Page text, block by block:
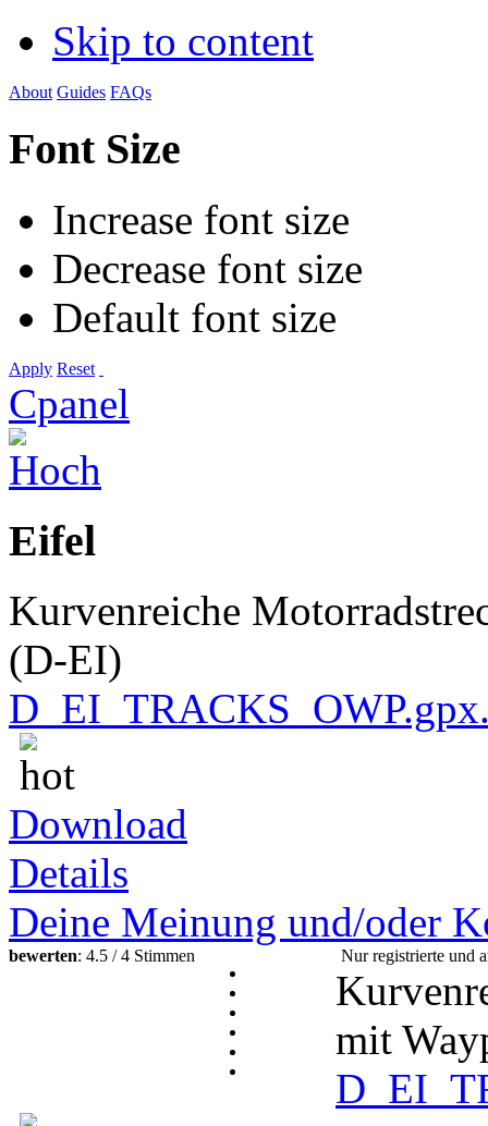
Skip to content
About Guides FAQs
Font Size
Increase font size
Decrease font size
Default font size
Apply Reset
Cpanel
Eifel
Kurvenreiche
(D-EI)
Download
Details
Deine Meinung und/oder
bewerten: 4.5 / 4 Stimmen Nur registrierte und
mit